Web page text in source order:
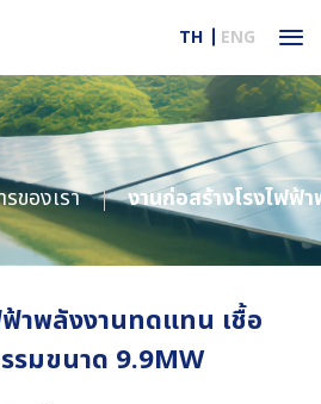
TH ENG
ของเรา งานก่อสร้างโรงไฟฟ้าพลังงานทดแทน เชื้อเพ
ฟ้าพลังงานทดแทน เชื้อ
รมขนาด 9.9MW